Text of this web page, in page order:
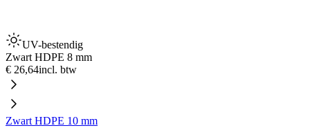
UV-bestendig
Zwart HDPE 8 mm
€ 26,64incl. btw
Zwart HDPE 10 mm